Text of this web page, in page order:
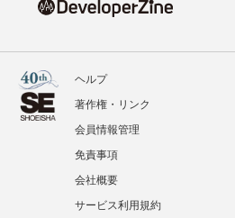
ヘルプ
著作権・リンク
会員情報管理
免責事項
会社概要
サービス利用規約